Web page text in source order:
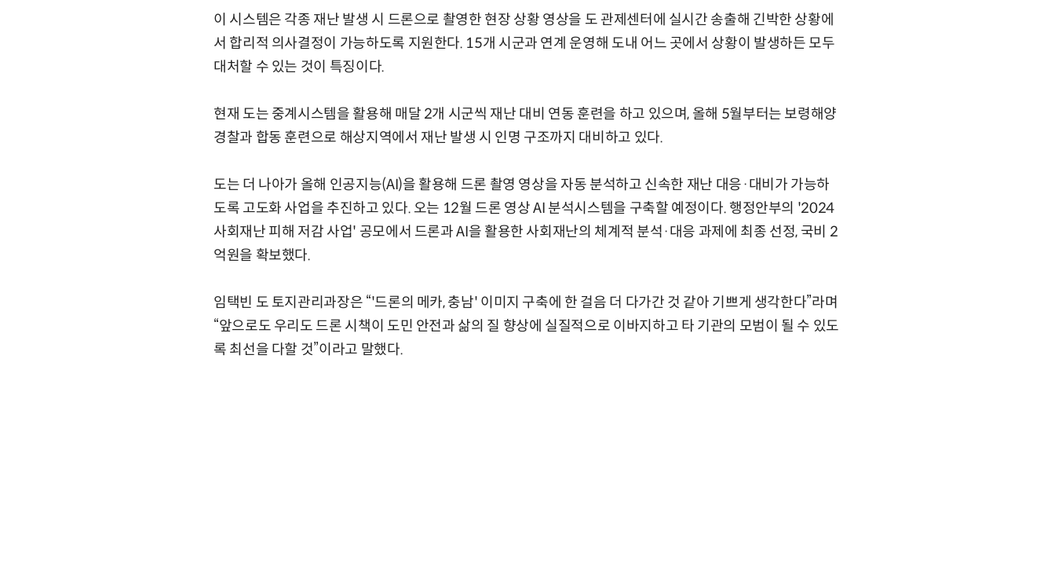
이 시스템은 각종 재난 발생 시 드론으로 촬영한 현장 상황 영상을 도 관제센터에 실시간 송출해 긴박한 상황에
서 합리적 의사결정이 가능하도록 지원한다. 15개 시군과 연계 운영해 도내 어느 곳에서 상황이 발생하든 모두
대처할 수 있는 것이 특징이다.
현재 도는 중계시스템을 활용해 매달 2개 시군씩 재난 대비 연동 훈련을 하고 있으며, 올해 5월부터는 보령해양
경찰과 합동 훈련으로 해상지역에서 재난 발생 시 인명 구조까지 대비하고 있다.
도는 더 나아가 올해 인공지능(AI)을 활용해 드론 촬영 영상을 자동 분석하고 신속한 재난 대응·대비가 가능하
도록 고도화 사업을 추진하고 있다. 오는 12월 드론 영상 AI 분석시스템을 구축할 예정이다. 행정안부의 '2024
사회재난 피해 저감 사업' 공모에서 드론과 AI을 활용한 사회재난의 체계적 분석·대응 과제에 최종 선정, 국비 2
억원을 확보했다.
임택빈 도 토지관리과장은 “'드론의 메카, 충남' 이미지 구축에 한 걸음 더 다가간 것 같아 기쁘게 생각한다”라며
“앞으로도 우리도 드론 시책이 도민 안전과 삶의 질 향상에 실질적으로 이바지하고 타 기관의 모범이 될 수 있도
록 최선을 다할 것”이라고 말했다.